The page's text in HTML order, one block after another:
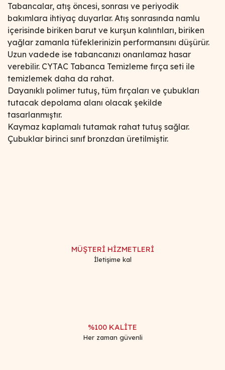
Tabancalar, atış öncesi, sonrası ve periyodik
bakımlara ihtiyaç duyarlar. Atış sonrasında namlu
içerisinde biriken barut ve kurşun kalıntıları, biriken
yağlar zamanla tüfeklerinizin performansını düşürür.
Uzun vadede ise tabancanızı onarılamaz hasar
verebilir. CYTAC Tabanca Temizleme fırça seti ile
temizlemek daha da rahat.
Dayanıklı polimer tutuş, tüm fırçaları ve çubukları
tutacak depolama alanı olacak şekilde
tasarlanmıştır.
Kaymaz kaplamalı tutamak rahat tutuş sağlar.
Çubuklar birinci sınıf bronzdan üretilmiştir.
Ürün bilgilerinde hatalar bulunuyor.
MÜŞTERİ HİZMETLERİ
İletişime kal
%100 KALİTE
Her zaman güvenli